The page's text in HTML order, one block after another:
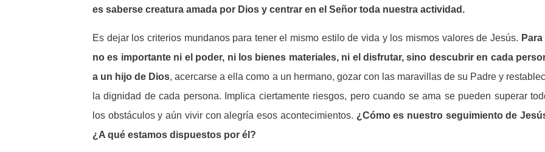
es saberse creatura amada por Dios y centrar en el Señor toda nuestra actividad.
Es dejar los criterios mundanos para tener el mismo estilo de vida y los mismos valores de Jesús. Para
no es importante ni el poder, ni los bienes materiales, ni el disfrutar, sino descubrir en cada
a un hijo de Dios, acercarse a ella como a un hermano, gozar con las maravillas de su Padre y
la dignidad de cada persona. Implica ciertamente riesgos, pero cuando se ama se pueden superar
los obstáculos y aún vivir con alegría esos acontecimientos. ¿Cómo es nuestro seguimiento de
¿A qué estamos dispuestos por él?